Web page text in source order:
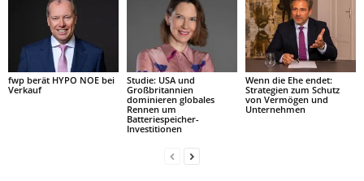
fwp berät HYPO NOE bei
Verkauf
Studie: USA und
Großbritannien
dominieren globales
Rennen um
Batteriespeicher-
Investitionen
Wenn die Ehe endet:
Strategien zum Schutz
von Vermögen und
Unternehmen